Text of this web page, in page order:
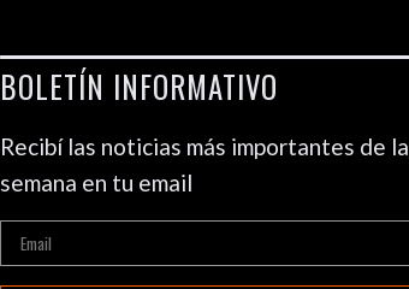
BOLETÍN INFORMATIVO
Recibí las noticias más importantes de la
semana en tu email